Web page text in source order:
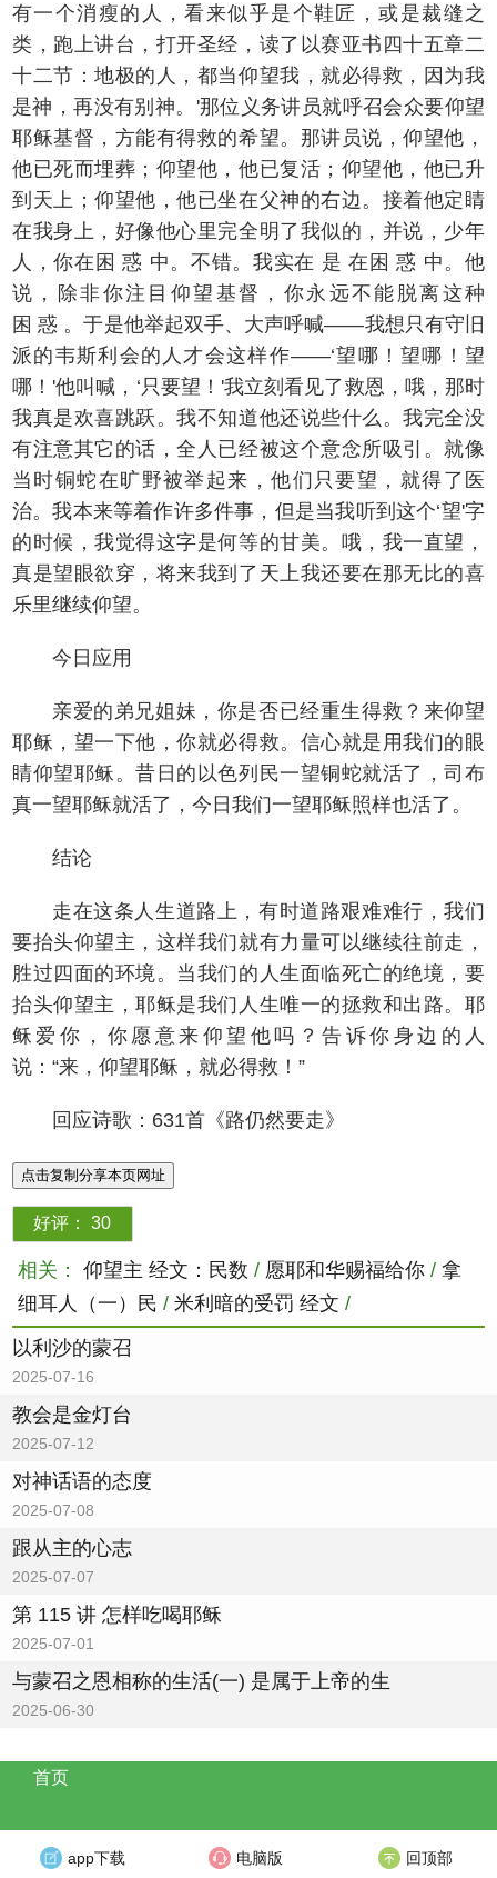
有一个消瘦的人，看来似乎是个鞋匠，或是裁缝之
类，跑上讲台，打开圣经，读了以赛亚书四十五章二
十二节：地极的人，都当仰望我，就必得救，因为我
是神，再没有别神。'那位义务讲员就呼召会众要仰望
耶稣基督，方能有得救的希望。那讲员说，仰望他，
他已死而埋葬；仰望他，他已复活；仰望他，他已升
到天上；仰望他，他已坐在父神的右边。接着他定睛
在我身上，好像他心里完全明了我似的，并说，少年
人，你在困 惑 中。不错。我实在 是 在困 惑 中。他
说，除非你注目仰望基督，你永远不能脱离这种
困 惑 。于是他举起双手、大声呼喊——我想只有守旧
派的韦斯利会的人才会这样作——‘望哪！望哪！望
哪！'他叫喊，‘只要望！'我立刻看见了救恩，哦，那时
我真是欢喜跳跃。我不知道他还说些什么。我完全没
有注意其它的话，全人已经被这个意念所吸引。就像
当时铜蛇在旷野被举起来，他们只要望，就得了医
治。我本来等着作许多件事，但是当我听到这个‘望'字
的时候，我觉得这字是何等的甘美。哦，我一直望，
真是望眼欲穿，将来我到了天上我还要在那无比的喜
乐里继续仰望。
今日应用
亲爱的弟兄姐妹，你是否已经重生得救？来仰望
耶稣，望一下他，你就必得救。信心就是用我们的眼
睛仰望耶稣。昔日的以色列民一望铜蛇就活了，司布
真一望耶稣就活了，今日我们一望耶稣照样也活了。
结论
走在这条人生道路上，有时道路艰难难行，我们
要抬头仰望主，这样我们就有力量可以继续往前走，
胜过四面的环境。当我们的人生面临死亡的绝境，要
抬头仰望主，耶稣是我们人生唯一的拯救和出路。耶
稣爱你，你愿意来仰望他吗？告诉你身边的人
说：“来，仰望耶稣，就必得救！”
回应诗歌：631首《路仍然要走》
点击复制分享本页网址
好评： 30
相关： 仰望主 经文：民数 / 愿耶和华赐福给你 / 拿
细耳人（一）民 / 米利暗的受罚 经文 /
以利沙的蒙召
2025-07-16
教会是金灯台
2025-07-12
对神话语的态度
2025-07-08
跟从主的心志
2025-07-07
第 115 讲 怎样吃喝耶稣
2025-07-01
与蒙召之恩相称的生活(一) 是属于上帝的生
2025-06-30
首页
app下载 回顶部
电脑版